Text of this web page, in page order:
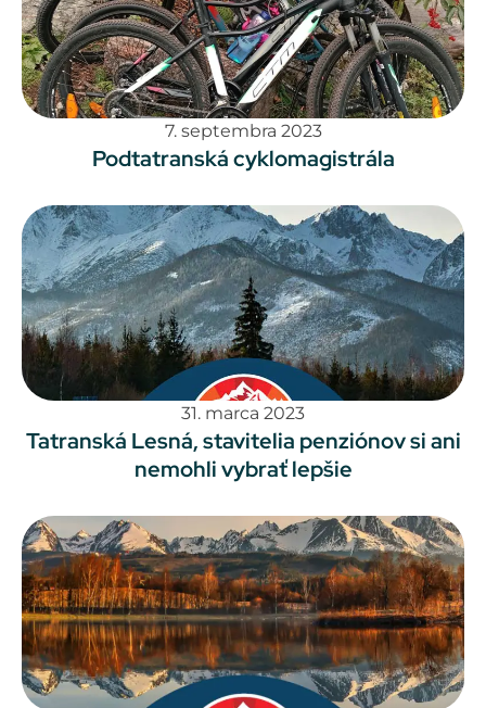
7. septembra 2023
Podtatranská cyklomagistrála
31. marca 2023
Tatranská Lesná, stavitelia penziónov si ani
nemohli vybrať lepšie